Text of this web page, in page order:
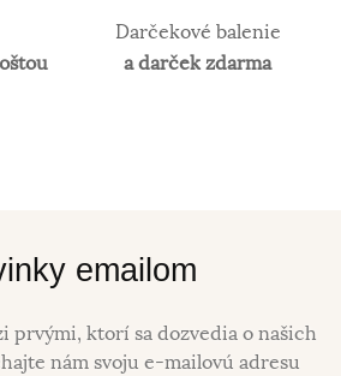
súčasnosti je v obľube najmä
v klenotníckych zliatinách
Darčekové balenie
a darček zdarma
emailom
prvými, ktorí sa dozvedia o našich
nám svoju e-mailovú adresu